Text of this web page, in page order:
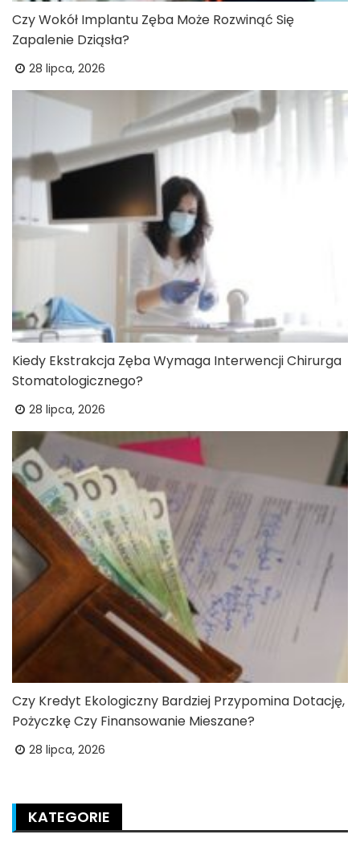
Czy Wokół Implantu Zęba Może Rozwinąć Się
Zapalenie Dziąsła?
28 lipca, 2026
Kiedy Ekstrakcja Zęba Wymaga Interwencji Chirurga
Stomatologicznego?
28 lipca, 2026
Czy Kredyt Ekologiczny Bardziej Przypomina Dotację,
Pożyczkę Czy Finansowanie Mieszane?
28 lipca, 2026
KATEGORIE